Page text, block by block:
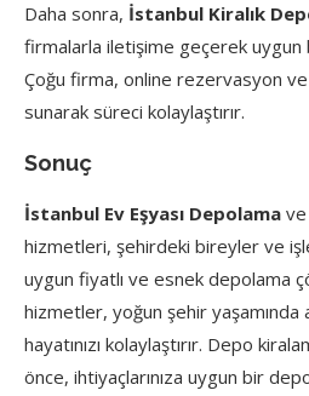
Daha sonra, İstanbul Kiralık
firmalarla iletişime geçerek uygun
Çoğu firma, online rezervasyon
sunarak süreci kolaylaştırır.
Sonuç
İstanbul Ev Eşyası Depolama ve
hizmetleri, şehirdeki bireyler ve
uygun fiyatlı ve esnek depolama
hizmetler, yoğun şehir
hayatınızı kolaylaştırır. Depo
önce, ihtiyaçlarınıza uygun bir